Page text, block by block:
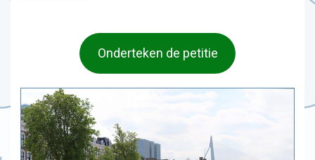
Onderteken de petitie